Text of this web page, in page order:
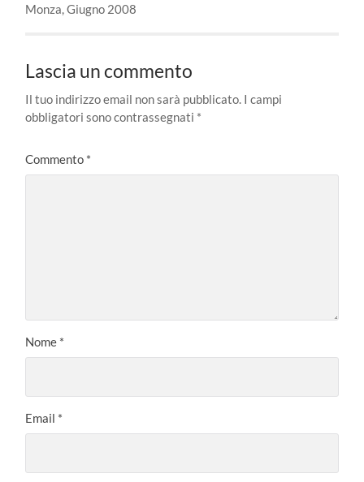
Monza, Giugno 2008
Lascia un commento
Il tuo indirizzo email non sarà pubblicato. I campi
obbligatori sono contrassegnati *
Commento *
Nome *
Email *